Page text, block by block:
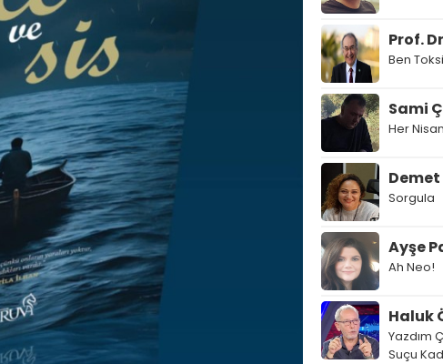
Prof.
Ben
Sami
Her
Sorgula
Ayşe
Ah Neo!
Haluk
Yazdım
Suçu